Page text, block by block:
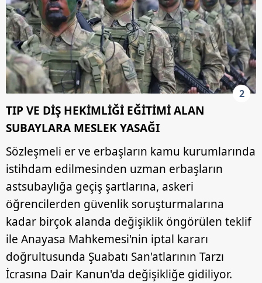
2
TIP VE DİŞ HEKİMLİĞİ EĞİTİMİ ALAN
SUBAYLARA MESLEK YASAĞI
Sözleşmeli er ve erbaşların kamu kurumlarında
istihdam edilmesinden uzman erbaşların
astsubaylığa geçiş şartlarına, askeri
öğrencilerden güvenlik soruşturmalarına
kadar birçok alanda değişiklik öngörülen teklif
ile Anayasa Mahkemesi'nin iptal kararı
doğrultusunda Şuabatı San'atlarının Tarzı
İcrasına Dair Kanun'da değişikliğe gidiliyor.